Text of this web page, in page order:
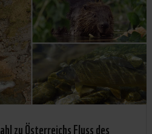
zu Österreichs Fluss des